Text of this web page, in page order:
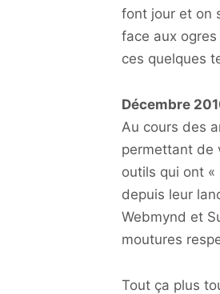
font jour et on
face aux
ces quelques
Décembre
Au cours des
permettant de
outils qui ont
depuis leur
Webmynd et
moutures
Tout ça plus